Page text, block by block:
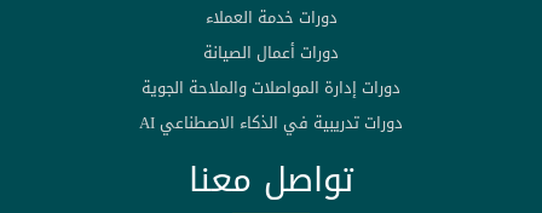
دورات خدمة العملاء
دورات أعمال الصيانة
دورات إدارة المواصلات والملاحة الجوية
دورات تدريبية في الذكاء الاصطناعي AI
تواصل معنا